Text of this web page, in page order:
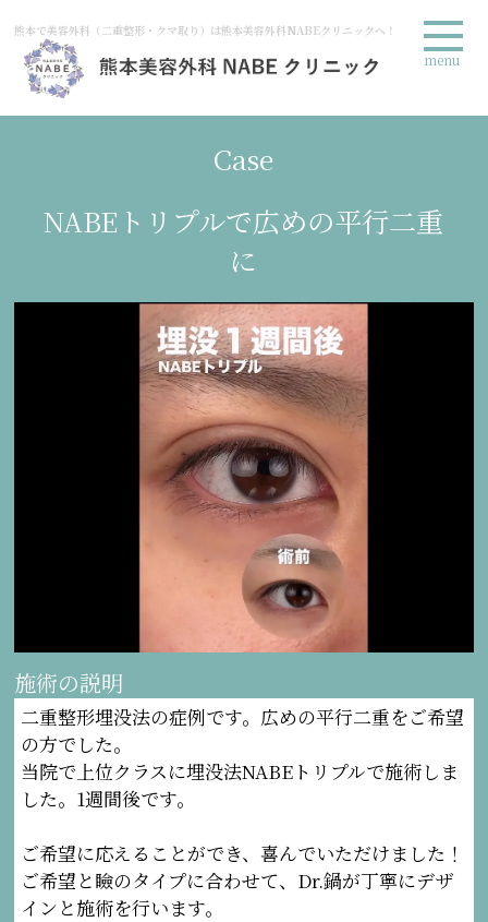
熊本で美容外科（二重整形・クマ取り）は熊本美容外科NABEクリニックへ！
Case
NABEトリプルで広めの平行二重
に
施術の説明
二重整形埋没法の症例です。広めの平行二重をご希望
の方でした。
当院で上位クラスに埋没法NABEトリプルで施術しま
した。1週間後です。
ご希望に応えることができ、喜んでいただけました！
ご希望と瞼のタイプに合わせて、Dr.鍋が丁寧にデザ
インと施術を行います。
menu